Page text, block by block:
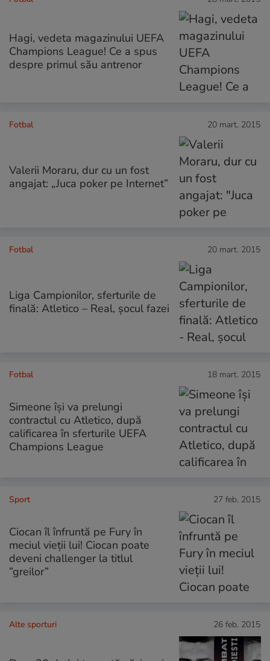
Hagi, vedeta magazinului UEFA
Champions League! Ce a spus
despre primul său antrenor
Fotbal 20 mart. 2015
Valerii Moraru, dur cu un fost
angajat: „Juca poker pe Internet”
Fotbal 20 mart. 2015
Liga Campionilor, sferturile de
finală: Atletico – Real, șocul fazei
Fotbal 18 mart. 2015
Simeone îşi va prelungi
contractul cu Atletico, după
calificarea în sferturile UEFA
Champions League
Sport 27 feb. 2015
Ciocan îl înfruntă pe Fury în
meciul vieţii lui! Ciocan poate
deveni challenger la titlul
”greilor”
Alte sporturi 26 feb. 2015